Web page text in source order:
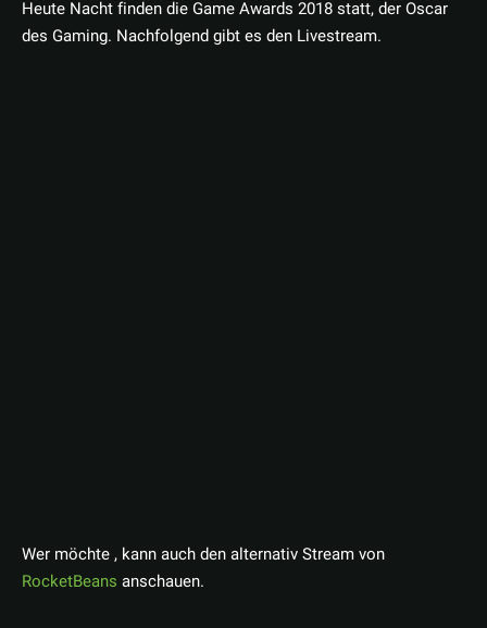
Heute Nacht finden die Game Awards 2018 statt, der Oscar
des Gaming. Nachfolgend gibt es den Livestream.
Wer möchte , kann auch den alternativ Stream von
RocketBeans anschauen.